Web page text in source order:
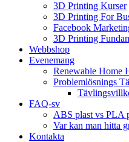
3D Printing Kurser
3D Printing For
Facebook
3D Printing
Webbshop
Evenemang
Renewable Home
Problemlösnings
FAQ-sv
ABS plast vs PLA
Var kan man hitta
Kontakta